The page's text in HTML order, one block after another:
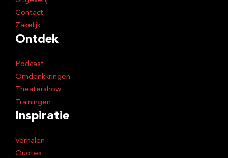
Contact
Zakelijk
Ontdek
Podcast
Omdenkkringen
Theatershow
Trainingen
Inspiratie
Verhalen
Quotes